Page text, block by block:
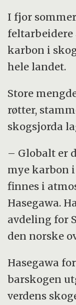
I fjor
feltarbeidere
karbon i
hele landet.
Store
røtter,
skogsjorda
– Globalt er
mye karbon
finnes i
Hasegawa.
avdeling for
den norske
Hasegawa
barskogen
verdens